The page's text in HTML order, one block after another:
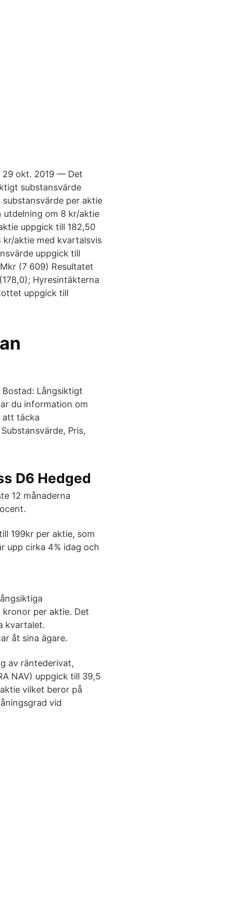
29 okt. 2019 — Det
substansvärde
per aktie
utdelning om 8 kr/aktie
uppgick till 182,50
kr/aktie med kvartalsvis
uppgick till
(7 609) Resultatet
Hyresintäkterna
uppgick till
Långsiktigt
du information om
att täcka
Pris,
D6 Hedged
12 månaderna
199kr per aktie, som
upp cirka 4% idag och
per aktie. Det
kvartalet.
åt sina ägare.
av räntederivat,
NAV) uppgick till 39,5
vilket beror på
vid